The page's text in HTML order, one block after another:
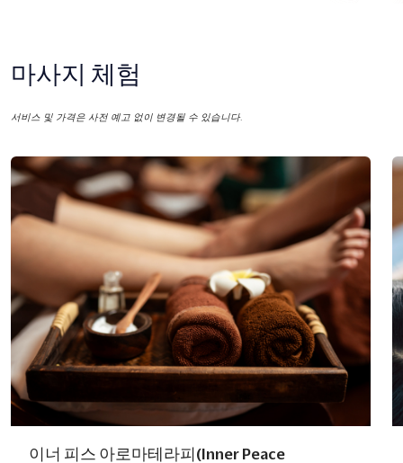
마사지 체험
서비스 및 가격은 사전 예고 없이 변경될 수 있습니다.
이너 피스 아로마테라피(Inner Peace